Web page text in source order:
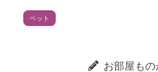
ペット
お部屋もの